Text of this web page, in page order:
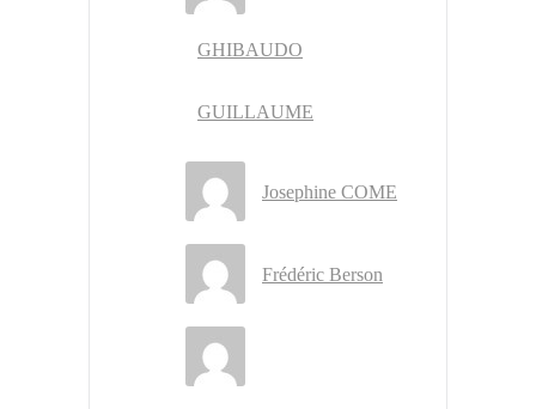
GHIBAUDO
GUILLAUME
Josephine COME
Frédéric Berson